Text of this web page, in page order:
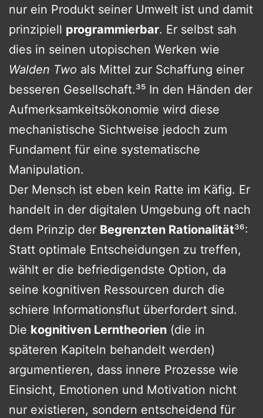
nur ein Produkt seiner Umwelt ist und damit
prinzipiell programmierbar. Er selbst sah
dies in seinen utopischen Werken wie
Walden Two als Mittel zur Schaffung einer
besseren Gesellschaft.³⁵ In den Händen der
Aufmerksamkeitsökonomie wird diese
mechanistische Sichtweise jedoch zum
Fundament für eine systematische
Manipulation.
Der Mensch ist eben kein Ratte im Käfig. Er
handelt in der digitalen Umgebung oft nach
dem Prinzip der Begrenzten Rationalität³⁶:
Statt optimale Entscheidungen zu treffen,
wählt er die befriedigendste Option, da
seine kognitiven Ressourcen durch die
schiere Informationsflut überfordert sind.
Die kognitiven Lerntheorien (die in
späteren Kapiteln behandelt werden)
argumentieren, dass innere Prozesse wie
Einsicht, Emotionen und Motivation nicht
nur existieren, sondern entscheidend für